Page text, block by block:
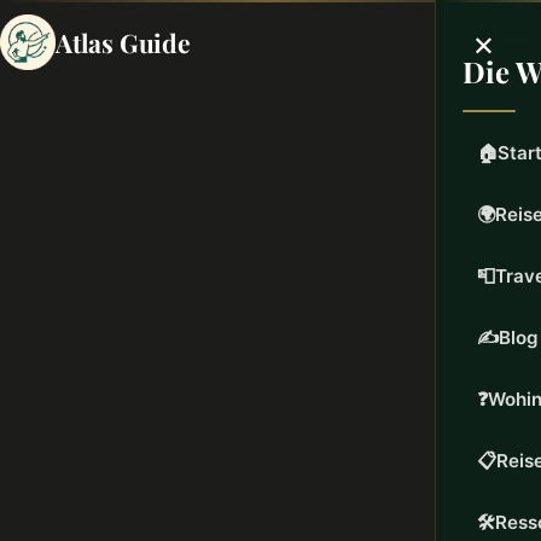
Atlas Guide ×
Die
🏠Start
🌍
📮
✍️Blog
❓
📋
🛠️